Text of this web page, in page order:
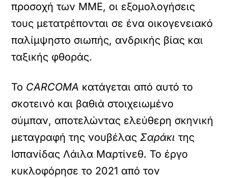
προσοχή των ΜΜΕ, οι εξομολογήσεις
τους μετατρέπονται σε ένα οικογενειακό
παλίμψηστο σιωπής, ανδρικής βίας και
ταξικής φθοράς.
Το CARCOMA κατάγεται από αυτό το
σκοτεινό και βαθιά στοιχειωμένο
σύμπαν, αποτελώντας ελεύθερη σκηνική
μεταγραφή της νουβέλαςΣαράκιτης
Ισπανίδας Λάιλα Μαρτίνεθ. Το έργο
κυκλοφόρησε το 2021 από τον